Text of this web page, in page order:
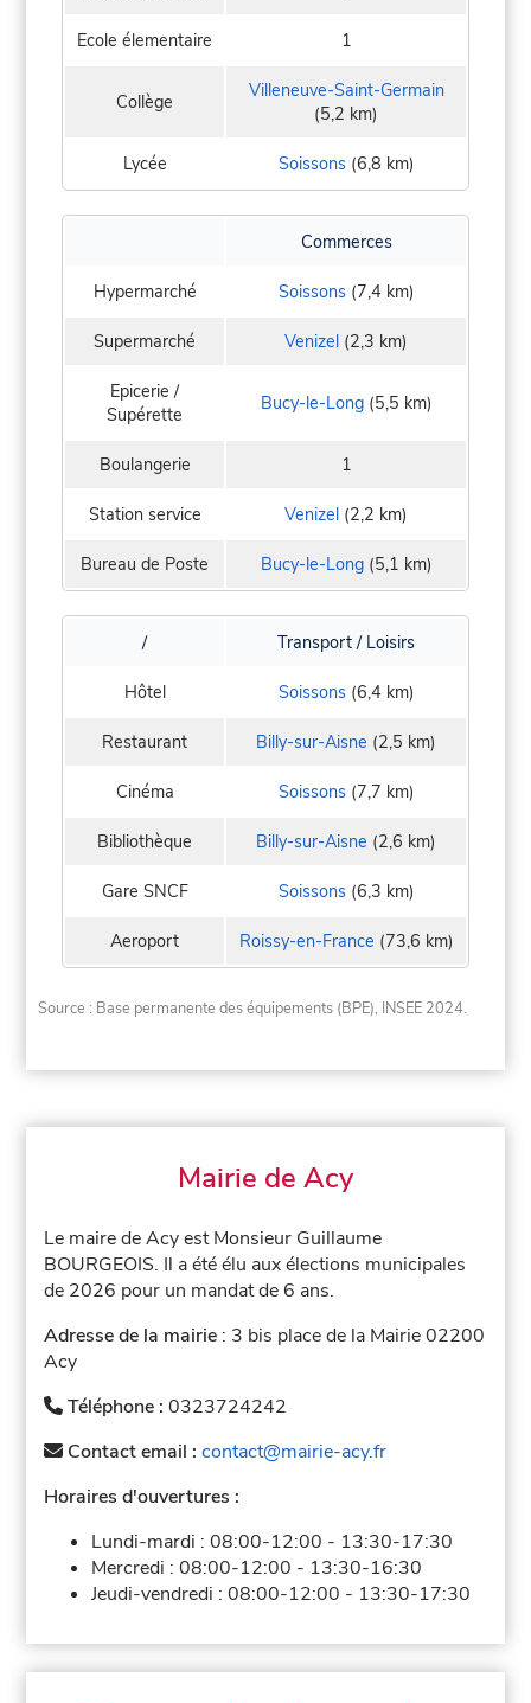
Ecole élementaire 1
Collège
Villeneuve-Saint-Germain
(5,2 km)
Lycée Soissons(6,8 km)
Commerces
Hypermarché Soissons(7,4 km)
Supermarché Venizel (2,3 km)
Epicerie /
Supérette
Bucy-le-Long(5,5 km)
Boulangerie 1
Station service Venizel (2,2 km)
Bureau de Poste Bucy-le-Long(5,1 km)
/ Transport / Loisirs
Hôtel Soissons(6,4 km)
Restaurant Billy-sur-Aisne (2,5 km)
Cinéma Soissons(7,7 km)
Bibliothèque Billy-sur-Aisne (2,6 km)
Gare SNCF Soissons(6,3 km)
Aeroport Roissy-en-France (73,6 km)
Source : Base permanente des équipements (BPE), INSEE 2024.
Mairie de Acy
Le maire de Acy est Monsieur Guillaume
BOURGEOIS. Il a été élu aux élections municipales
de 2026 pour un mandat de 6 ans.
Adresse de la mairie : 3 bis place de la Mairie 02200
Acy
Téléphone :0323724242
Contact email :contact@mairie-acy.fr
Horaires d'ouvertures :
Lundi-mardi :08:00-12:00 - 13:30-17:30
Mercredi :08:00-12:00 - 13:30-16:30
Jeudi-vendredi :08:00-12:00 - 13:30-17:30